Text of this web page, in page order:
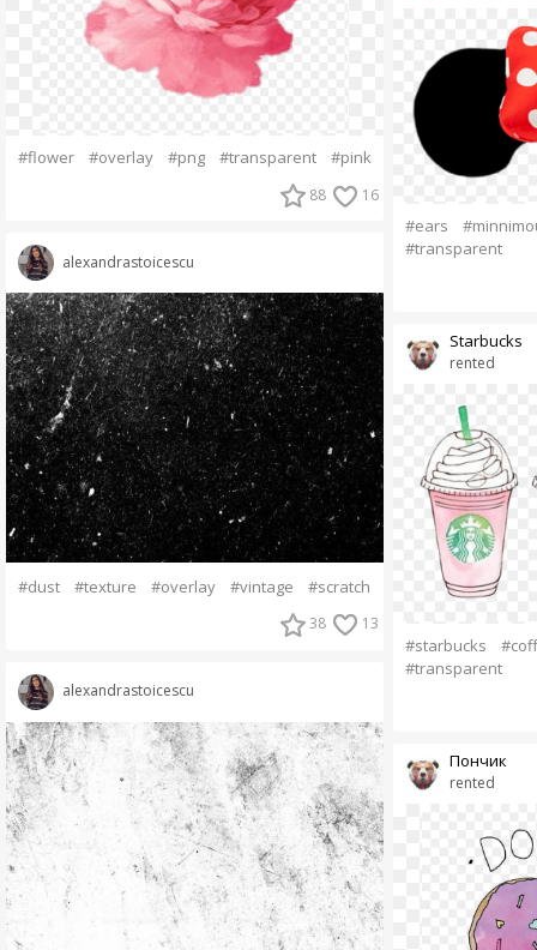
#flower #overlay #png #transparent #pink
88 16
alexandrastoicescu
#dust #texture #overlay #vintage #scratch
38 13
alexandrastoicescu
#ears
#transparent
rented
Starbucks
#starbucks
#transparent
rented
Пончик